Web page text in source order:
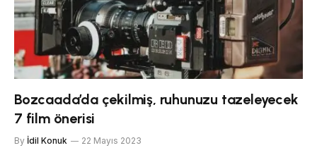
Bozcaada’da çekilmiş, ruhunuzu tazeleyecek
7 film önerisi
By İdil Konuk 22 Mayıs 2023